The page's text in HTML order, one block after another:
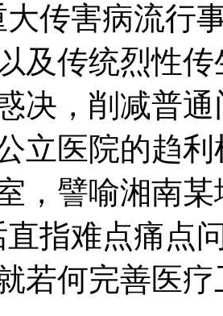
大传害病流行
及传统烈性
决，削减普
立医院的趋
，譬喻湘南
直指难点痛点
若何完善医